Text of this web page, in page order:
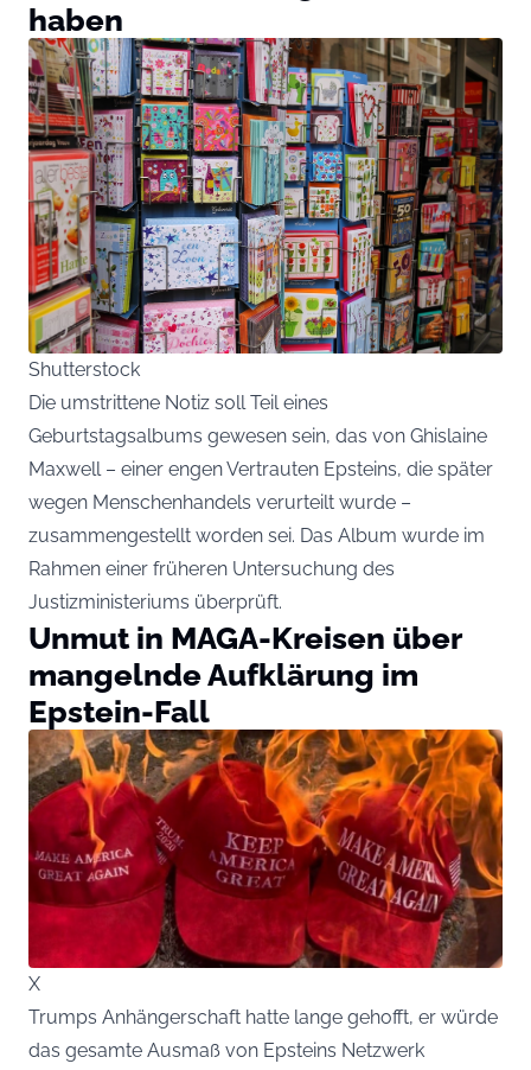
haben
Shutterstock
Die umstrittene Notiz soll Teil eines
Geburtstagsalbums gewesen sein, das von Ghislaine
Maxwell – einer engen Vertrauten Epsteins, die später
wegen Menschenhandels verurteilt wurde –
zusammengestellt worden sei. Das Album wurde im
Rahmen einer früheren Untersuchung des
Justizministeriums überprüft.
Unmut in MAGA-Kreisen über
mangelnde Aufklärung im
Epstein-Fall
X
Trumps Anhängerschaft hatte lange gehofft, er würde
das gesamte Ausmaß von Epsteins Netzwerk